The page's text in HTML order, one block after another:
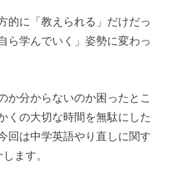
的に「教えられる」だけだっ
ら学んでいく」姿勢に変わっ
か分からないのか困ったとこ
くの大切な時間を無駄にした
回は中学英語やり直しに関す
ます。